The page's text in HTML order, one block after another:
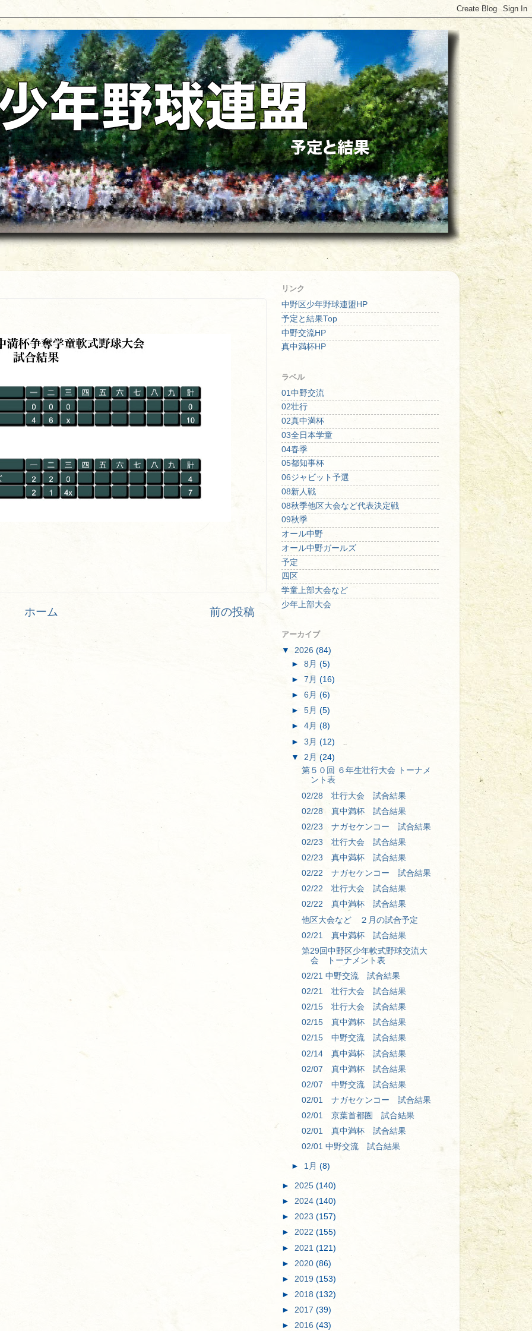
前の投稿
ホーム
リンク
中野区少年野球連盟HP
予定と結果Top
中野交流HP
真中満杯HP
ラベル
01中野交流
02壮行
02真中満杯
03全日本学童
04春季
05都知事杯
06ジャビット予選
08新人戦
08秋季他区大会など代表決定戦
09秋季
オール中野
オール中野ガールズ
予定
四区
学童上部大会など
少年上部大会
アーカイブ
▼ 2026 (84)
►8月(5)
►7月(16)
►6月(6)
►5月(5)
►4月(8)
►3月(12)
▼ 2月(24)
第５０回 ６年生壮行大会 トーナメ
ント表
02/28 壮行大会 試合結果
02/28 真中満杯 試合結果
02/23 ナガセケンコー 試合結果
02/23 壮行大会 試合結果
02/23 真中満杯 試合結果
02/22 ナガセケンコー 試合結果
02/22 壮行大会 試合結果
02/22 真中満杯 試合結果
他区大会など ２月の試合予定
02/21 真中満杯 試合結果
第29回中野区少年軟式野球交流大
会 トーナメント表
02/21 中野交流 試合結果
02/21 壮行大会 試合結果
02/15 壮行大会 試合結果
02/15 真中満杯 試合結果
02/15 中野交流 試合結果
02/14 真中満杯 試合結果
02/07 真中満杯 試合結果
02/07 中野交流 試合結果
02/01 ナガセケンコー 試合結果
02/01 京葉首都圏 試合結果
02/01 真中満杯 試合結果
02/01 中野交流 試合結果
► 1月(8)
► 2025 (140)
► 2024 (140)
► 2023 (157)
► 2022 (155)
► 2021 (121)
► 2020 (86)
► 2019 (153)
► 2018 (132)
► 2017 (39)
► 2016 (43)